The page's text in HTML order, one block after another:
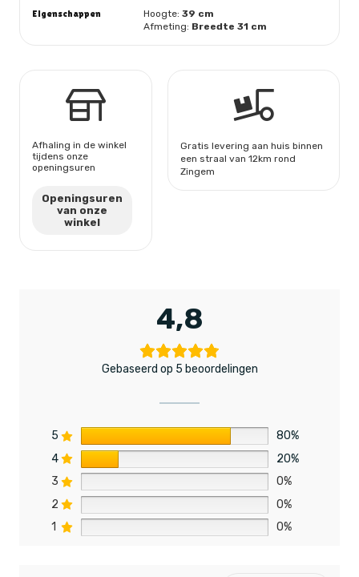
Eigenschappen Hoogte:39 cm
Afmeting: Breedte 31 cm
Afhaling in de winkel
tijdens onze
openingsuren
Openingsuren
van onze
winkel
Gratis levering aan huis binnen
een straal van 12km rond
Zingem
4,8
Gebaseerd op 5 beoordelingen
5
80%
4
20%
3
0%
2
0%
1
0%